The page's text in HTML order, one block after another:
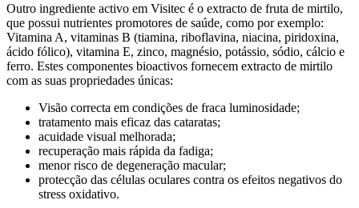
Outro ingrediente activo em Visitec é o extracto de fruta de mirtilo,
que possui nutrientes promotores de saúde, como por exemplo:
Vitamina A, vitaminas B (tiamina, riboflavina, niacina, piridoxina,
ácido fólico), vitamina E, zinco, magnésio, potássio, sódio, cálcio e
ferro. Estes componentes bioactivos fornecem extracto de mirtilo
com as suas propriedades únicas:
Visão correcta em condições de fraca luminosidade;
tratamento mais eficaz das cataratas;
acuidade visual melhorada;
recuperação mais rápida da fadiga;
menor risco de degeneração macular;
protecção das células oculares contra os efeitos negativos do
stress oxidativo.